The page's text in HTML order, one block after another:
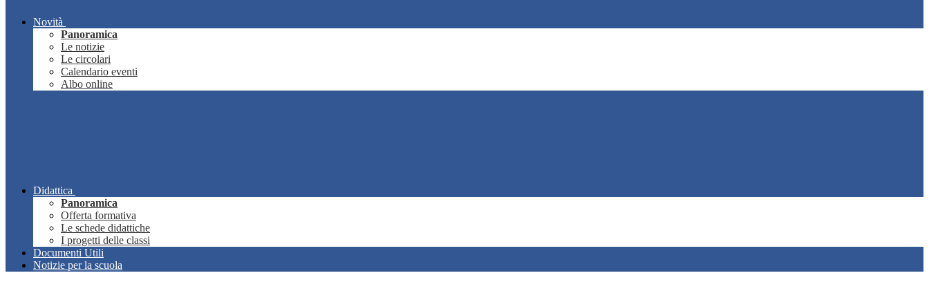
Novità
Panoramica
Le notizie
Le circolari
Calendario eventi
Albo online
Didattica
Panoramica
Offerta formativa
Le schede didattiche
I progetti delle classi
Documenti Utili
Notizie per la scuola